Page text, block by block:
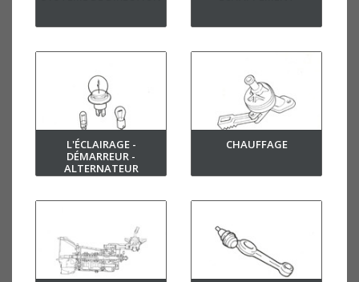
L'ÉCLAIRAGE -
DÉMARREUR -
ALTERNATEUR
CHAUFFAGE